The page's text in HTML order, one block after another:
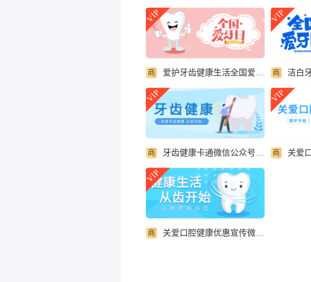
VIP
商
VIP
商
VIP
商
VIP
商
VIP
商